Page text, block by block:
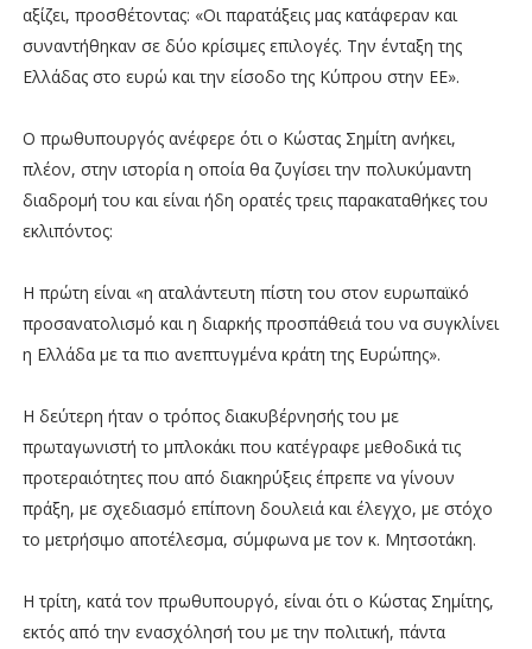
αξίζει, προσθέτοντας: «Οι παρατάξεις μας κατάφεραν και
συναντήθηκαν σε δύο κρίσιμες επιλογές. Την ένταξη της
Ελλάδας στο ευρώ και την είσοδο της Κύπρου στην ΕΕ».
Ο πρωθυπουργός ανέφερε ότι ο Κώστας Σημίτη ανήκει,
πλέον, στην ιστορία η οποία θα ζυγίσει την πολυκύμαντη
διαδρομή του και είναι ήδη ορατές τρεις παρακαταθήκες του
εκλιπόντος:
Η πρώτη είναι «η αταλάντευτη πίστη του στον ευρωπαϊκό
προσανατολισμό και η διαρκής προσπάθειά του να συγκλίνει
η Ελλάδα με τα πιο ανεπτυγμένα κράτη της Ευρώπης».
Η δεύτερη ήταν ο τρόπος διακυβέρνησής του με
πρωταγωνιστή το μπλοκάκι που κατέγραφε μεθοδικά τις
προτεραιότητες που από διακηρύξεις έπρεπε να γίνουν
πράξη, με σχεδιασμό επίπονη δουλειά και έλεγχο, με στόχο
το μετρήσιμο αποτέλεσμα, σύμφωνα με τον κ. Μητσοτάκη.
Η τρίτη, κατά τον πρωθυπουργό, είναι ότι ο Κώστας Σημίτης,
εκτός από την ενασχόλησή του με την πολιτική, πάντα